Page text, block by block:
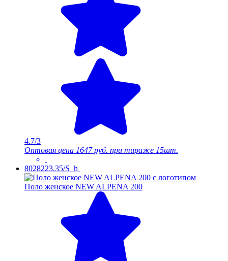
4.7/3
Оптовая цена 1647 руб. при тираже 15шт.
8028223.35/S_h
Поло женское NEW ALPENA 200